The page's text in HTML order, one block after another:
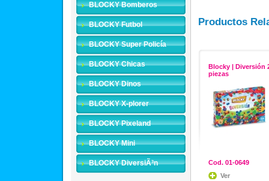
BLOCKY Bomberos
BLOCKY Futbol
BLOCKY Super Policía
BLOCKY Chicas
BLOCKY Dinos
BLOCKY X-plorer
BLOCKY Pixeland
BLOCKY Mini
BLOCKY DiversiÃ³n
Productos
Blocky | Diversión
piezas
Cod. 01-0649
Ver